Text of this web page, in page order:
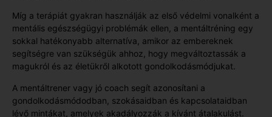
Míg a terápiát gyakran használják az első védelmi vonalként a
mentális egészségügyi problémák ellen, a mentáltréning egy
sokkal hatékonyabb alternatíva, amikor az embereknek
segítségre van szükségük ahhoz, hogy megváltoztassák a
magukról és az életükről alkotott gondolkodásmódjukat.
A mentáltrener vagy jó coach segít azonosítani a
gondolkodásmódodban, szokásaidban és kapcsolataidban
lévő mintákat, amelyek akadályozzák a kívánt átalakulást.